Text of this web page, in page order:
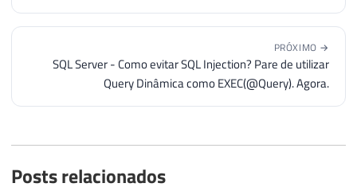
PRÓXIMO →
SQL Server - Como evitar SQL Injection? Pare de utilizar
Query Dinâmica como EXEC(@Query). Agora.
Posts relacionados